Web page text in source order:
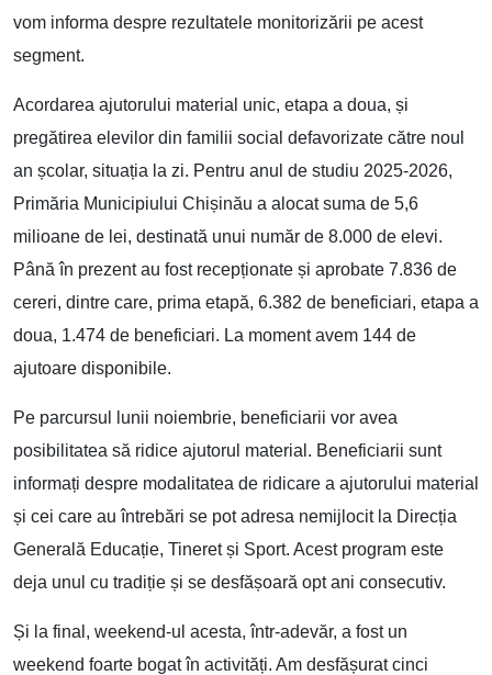
vom informa despre rezultatele monitorizării pe acest
segment.
Acordarea ajutorului material unic, etapa a doua, și
pregătirea elevilor din familii social defavorizate către noul
an școlar, situația la zi. Pentru anul de studiu 2025-2026,
Primăria Municipiului Chișinău a alocat suma de 5,6
milioane de lei, destinată unui număr de 8.000 de elevi.
Până în prezent au fost recepționate și aprobate 7.836 de
cereri, dintre care, prima etapă, 6.382 de beneficiari, etapa a
doua, 1.474 de beneficiari. La moment avem 144 de
ajutoare disponibile.
Pe parcursul lunii noiembrie, beneficiarii vor avea
posibilitatea să ridice ajutorul material. Beneficiarii sunt
informați despre modalitatea de ridicare a ajutorului material
și cei care au întrebări se pot adresa nemijlocit la Direcția
Generală Educație, Tineret și Sport. Acest program este
deja unul cu tradiție și se desfășoară opt ani consecutiv.
Și la final, weekend-ul acesta, într-adevăr, a fost un
weekend foarte bogat în activități. Am desfășurat cinci